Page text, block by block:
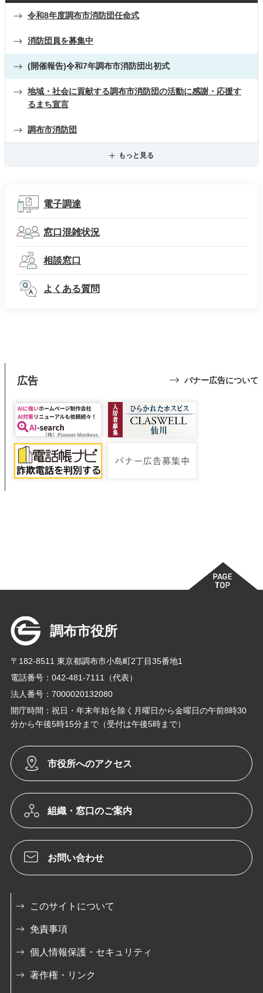
令和8年度調布市消防団任命式
消防団員を募集中
(開催報告)令和7年調布市消防団出初式
地域・社会に貢献する調布市消防団の活動に感謝・応援す
るまち宣言
調布市消防団
もっと見る
電子調達
窓口混雑状況
相談窓口
よくある質問
広告 バナー広告について
調布市役所
〒182-8511 東京都調布市小島町2丁目35番地1
電話番号：042-481-7111（代表）
法人番号：7000020132080
開庁時間：祝日・年末年始を除く月曜日から金曜日の午前8時30
分から午後5時15分まで（受付は午後5時まで）
市役所へのアクセス
組織・窓口のご案内
お問い合わせ
このサイトについて
免責事項
個人情報保護・セキュリティ
著作権・リンク